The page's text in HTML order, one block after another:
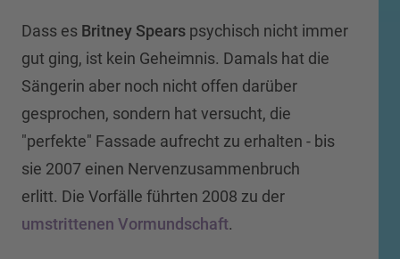
Dass es Britney Spears psychisch nicht immer
gut ging, ist kein Geheimnis. Damals hat die
Sängerin aber noch nicht offen darüber
gesprochen, sondern hat versucht, die
"perfekte" Fassade aufrecht zu erhalten - bis
sie 2007 einen Nervenzusammenbruch
erlitt. Die Vorfälle führten 2008 zu der
umstrittenen Vormundschaft.